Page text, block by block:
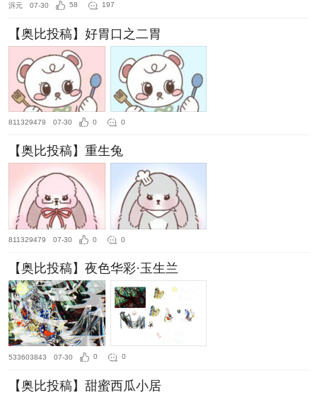
泝元 07-30 58 197
【奥比投稿】好胃口之二胃
811329479 07-30 0 0
【奥比投稿】重生兔
811329479 07-30 0 0
【奥比投稿】夜色华彩·玉生兰
533603843 07-30 0 0
【奥比投稿】甜蜜西瓜小居